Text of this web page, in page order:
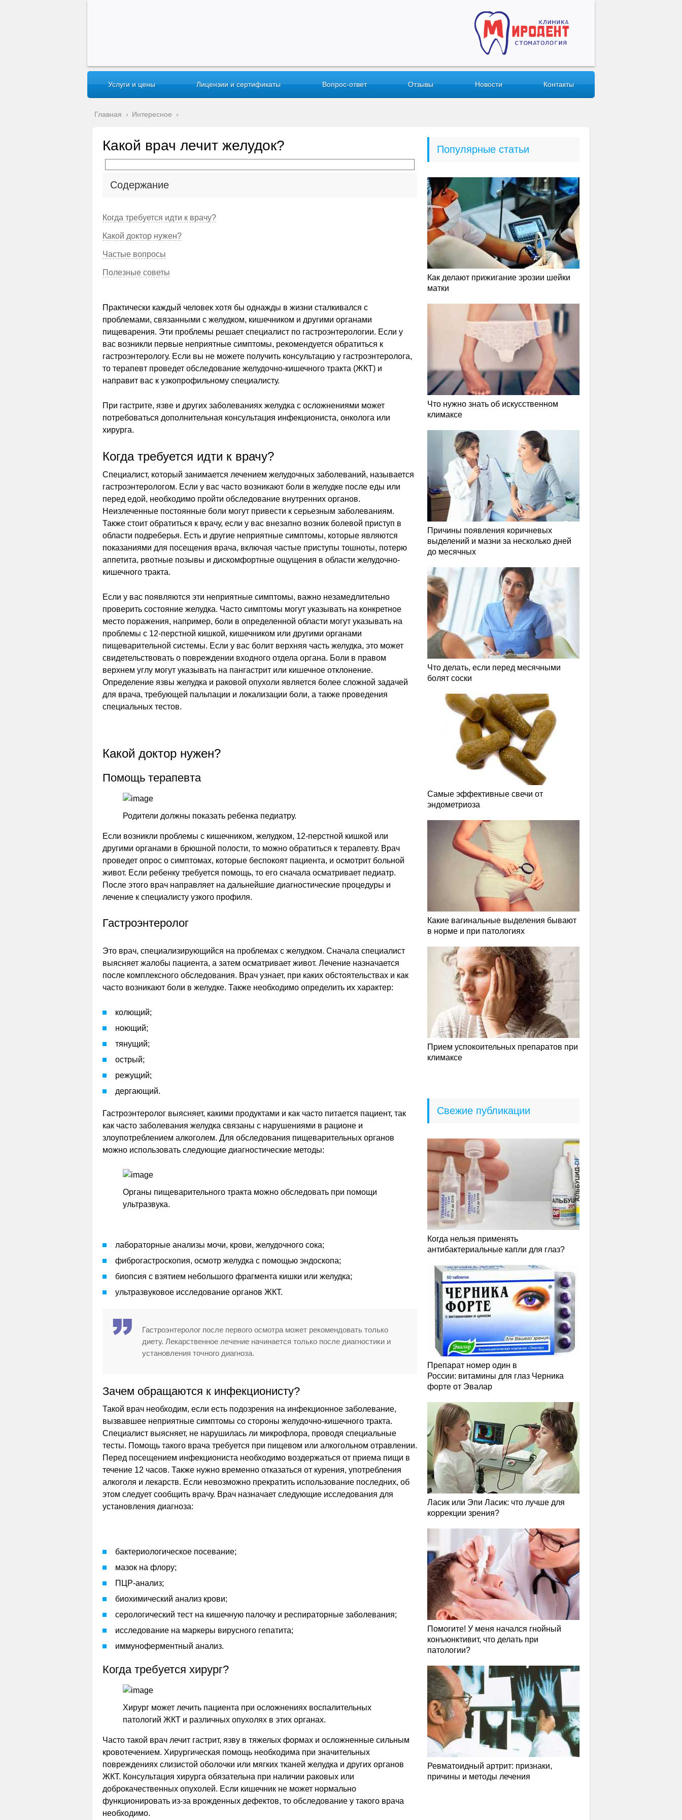
Услуги и цены Лицензии и сертификаты Вопрос-ответ Отзывы Новости Контакты
Главная › Интересное ›
Какой врач лечит желудок?
Содержание
Когда требуется идти к врачу?
Какой доктор нужен?
Частые вопросы
Полезные советы
Практически каждый человек хотя бы однажды в жизни сталкивался с
проблемами, связанными с желудком, кишечником и другими органами
пищеварения. Эти проблемы решает специалист по гастроэнтерологии. Если у
вас возникли первые неприятные симптомы, рекомендуется обратиться к
гастроэнтерологу. Если вы не можете получить консультацию у гастроэнтеролога,
то терапевт проведет обследование желудочно-кишечного тракта (ЖКТ) и
направит вас к узкопрофильному специалисту.
При гастрите, язве и других заболеваниях желудка с осложнениями может
потребоваться дополнительная консультация инфекциониста, онколога или
хирурга.
Когда требуется идти к врачу?
Специалист, который занимается лечением желудочных заболеваний, называется
гастроэнтерологом. Если у вас часто возникают боли в желудке после еды или
перед едой, необходимо пройти обследование внутренних органов.
Неизлеченные постоянные боли могут привести к серьезным заболеваниям.
Также стоит обратиться к врачу, если у вас внезапно возник болевой приступ в
области подреберья. Есть и другие неприятные симптомы, которые являются
показаниями для посещения врача, включая частые приступы тошноты, потерю
аппетита, рвотные позывы и дискомфортные ощущения в области желудочно-
кишечного тракта.
Если у вас появляются эти неприятные симптомы, важно незамедлительно
проверить состояние желудка. Часто симптомы могут указывать на конкретное
место поражения, например, боли в определенной области могут указывать на
проблемы с 12-перстной кишкой, кишечником или другими органами
пищеварительной системы. Если у вас болит верхняя часть желудка, это может
свидетельствовать о повреждении входного отдела органа. Боли в правом
верхнем углу могут указывать на пангастрит или кишечное отклонение.
Определение язвы желудка и раковой опухоли является более сложной задачей
для врача, требующей пальпации и локализации боли, а также проведения
специальных тестов.
Какой доктор нужен?
Помощь терапевта
Родители должны показать ребенка педиатру.
Если возникли проблемы с кишечником, желудком, 12-перстной кишкой или
другими органами в брюшной полости, то можно обратиться к терапевту. Врач
проведет опрос о симптомах, которые беспокоят пациента, и осмотрит больной
живот. Если ребенку требуется помощь, то его сначала осматривает педиатр.
После этого врач направляет на дальнейшие диагностические процедуры и
лечение к специалисту узкого профиля.
Гастроэнтеролог
Это врач, специализирующийся на проблемах с желудком. Сначала специалист
выясняет жалобы пациента, а затем осматривает живот. Лечение назначается
после комплексного обследования. Врач узнает, при каких обстоятельствах и как
часто возникают боли в желудке. Также необходимо определить их характер:
колющий;
ноющий;
тянущий;
острый;
режущий;
дергающий.
Гастроэнтеролог выясняет, какими продуктами и как часто питается пациент, так
как часто заболевания желудка связаны с нарушениями в рационе и
злоупотреблением алкоголем. Для обследования пищеварительных органов
можно использовать следующие диагностические методы:
Органы пищеварительного тракта можно обследовать при помощи
ультразвука.
лабораторные анализы мочи, крови, желудочного сока;
фиброгастроскопия, осмотр желудка с помощью эндоскопа;
биопсия с взятием небольшого фрагмента кишки или желудка;
ультразвуковое исследование органов ЖКТ.
Гастроэнтеролог после первого осмотра может рекомендовать только
диету. Лекарственное лечение начинается только после диагностики и
установления точного диагноза.
Зачем обращаются к инфекционисту?
Такой врач необходим, если есть подозрения на инфекционное заболевание,
вызвавшее неприятные симптомы со стороны желудочно-кишечного тракта.
Специалист выясняет, не нарушилась ли микрофлора, проводя специальные
тесты. Помощь такого врача требуется при пищевом или алкогольном отравлении.
Перед посещением инфекциониста необходимо воздержаться от приема пищи в
течение 12 часов. Также нужно временно отказаться от курения, употребления
алкоголя и лекарств. Если невозможно прекратить использование последних, об
этом следует сообщить врачу. Врач назначает следующие исследования для
установления диагноза:
бактериологическое посевание;
мазок на флору;
ПЦР-анализ;
биохимический анализ крови;
серологический тест на кишечную палочку и респираторные заболевания;
исследование на маркеры вирусного гепатита;
иммуноферментный анализ.
Когда требуется хирург?
Хирург может лечить пациента при осложнениях воспалительных
патологий ЖКТ и различных опухолях в этих органах.
Часто такой врач лечит гастрит, язву в тяжелых формах и осложненные сильным
кровотечением. Хирургическая помощь необходима при значительных
повреждениях слизистой оболочки или мягких тканей желудка и других органов
ЖКТ. Консультация хирурга обязательна при наличии раковых или
доброкачественных опухолей. Если кишечник не может нормально
функционировать из-за врожденных дефектов, то обследование у такого врача
необходимо.
Популярные статьи
Как делают прижигание эрозии шейки
матки
Что нужно знать об искусственном
климаксе
Причины появления коричневых
выделений и мазни за несколько дней
до месячных
Что делать, если перед месячными
болят соски
Самые эффективные свечи от
эндометриоза
Какие вагинальные выделения бывают
в норме и при патологиях
Прием успокоительных препаратов при
климаксе
Свежие публикации
Когда нельзя применять
антибактериальные капли для глаз?
Препарат номер один в
России: витамины для глаз Черника
форте от Эвалар
Ласик или Эпи Ласик: что лучше для
коррекции зрения?
Помогите! У меня начался гнойный
конъюнктивит, что делать при
патологии?
Ревматоидный артрит: признаки,
причины и методы лечения